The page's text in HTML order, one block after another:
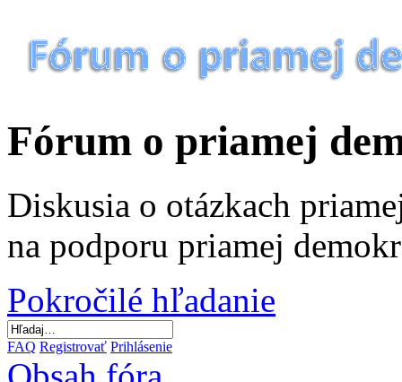
Fórum o priamej
Diskusia o otázkach
na podporu priamej
Pokročilé hľadanie
FAQ Registrovať Prihlásenie